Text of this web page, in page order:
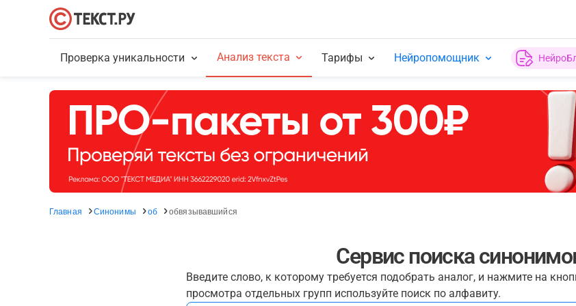
Проверка уникальности Анализ текста Тарифы Нейропомощник
Главная Синонимы об обвязывавшийся
Сервис поиска
Введите слово, к которому требуется подобрать аналог, и нажмите на
просмотра отдельных групп используйте поиск по алфавиту.